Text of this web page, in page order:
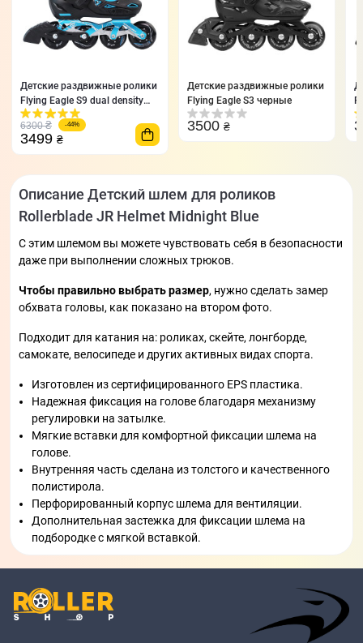
Детские раздвижные ролики
Flying Eagle S9 dual density
синие 27-31
6300₴ -44%
3499 ₴
Детские раздвижные ролики
Flying Eagle S3 черные
3500 ₴
Описание Детский шлем для роликов
Rollerblade JR Helmet Midnight Blue
С этим шлемом вы можете чувствовать себя в безопасности
даже при выполнении сложных трюков.
Чтобы правильно выбрать размер, нужно сделать замер
обхвата головы, как показано на втором фото.
Подходит для катания на: роликах, скейте, лонгборде,
самокате, велосипеде и других активных видах спорта.
Изготовлен из сертифицированного EPS пластика.
Надежная фиксация на голове благодаря механизму
регулировки на затылке.
Мягкие вставки для комфортной фиксации шлема на
голове.
Внутренняя часть сделана из толстого и качественного
полистирола.
Перфорированный корпус шлема для вентиляции.
Дополнительная застежка для фиксации шлема на
подбородке с мягкой вставкой.